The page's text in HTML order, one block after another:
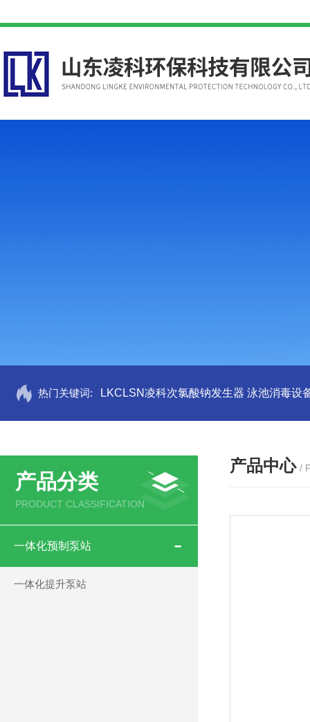
热门关键词: LKCLSN凌科次氯酸钠发生器 泳池消毒设
产品分类
PRODUCT CLASSIFICATION
一体化预制泵站
一体化提升泵站
产品中心 /